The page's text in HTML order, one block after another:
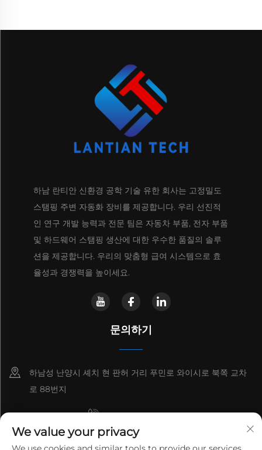
하남 란티안 신환경 공학 기술 유한 회사는 고정밀도
스탬핑 주변 자동화 장비를 제공합니다. 우리 선진적
인 연구 개발 능력과 전문 팀은 자동차 부품, 전자 부품
및 하드웨어 스탬핑 생산에 대한 우수한 품질의 솔루
션을 제공합니다. 우리의 맞춤형 급여 시스템으로 효
율성과 경쟁력을 높이세요.
문의하기
하남성 난양시 셰치 현 판허 거리 푸민로 와이시로 북쪽 교차
로 88번지
+8615993153189
+86-13137795975
We value your privacy